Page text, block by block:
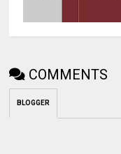
COMMENTS
BLOGGER